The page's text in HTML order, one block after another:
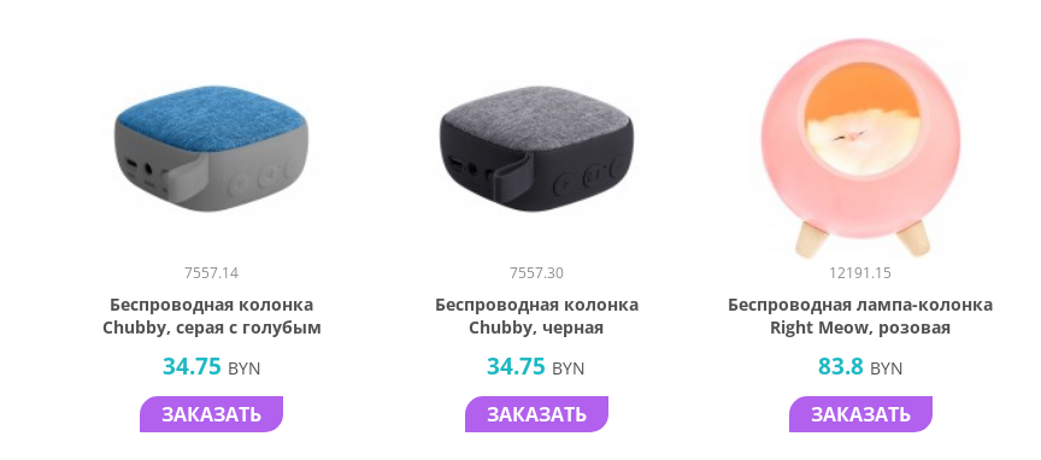
7557.14
Беспроводная колонка
Chubby, серая с голубым
34.75 BYN
ЗАКАЗАТЬ
7557.30
Беспроводная колонка
Chubby, черная
34.75 BYN
ЗАКАЗАТЬ
12191.15
Беспроводная лампа-колонка
Right Meow, розовая
83.8 BYN
ЗАКАЗАТЬ